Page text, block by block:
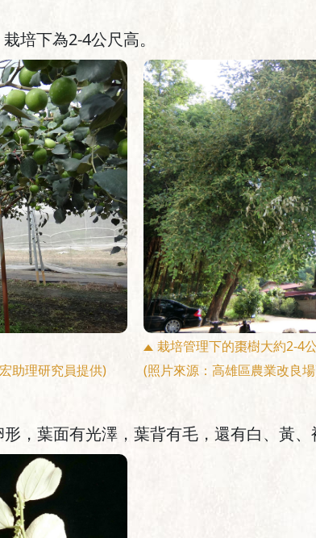
培下為2-4公尺高。
助理研究員提供)
栽培管理下的棗樹大約2-4
(照片來源：高雄區農業改良
，葉面有光澤，葉背有毛，還有白、黃